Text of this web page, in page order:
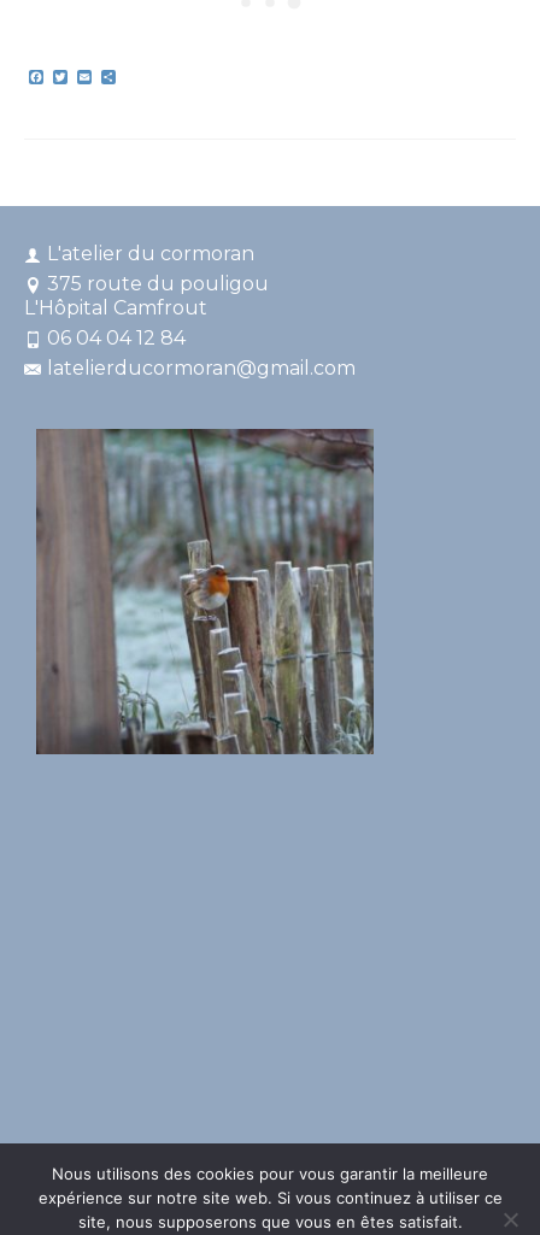
Facebook
Twitter
Email
L'atelier du cormoran
375 route du pouligou
L'Hôpital Camfrout
06 04 04 12 84
latelierducormoran@gmail.com
Mentions légales
Nous utilisons des cookies pour vous garantir la meilleure
expérience sur notre site web. Si vous continuez à utiliser ce
site, nous supposerons que vous en êtes satisfait.